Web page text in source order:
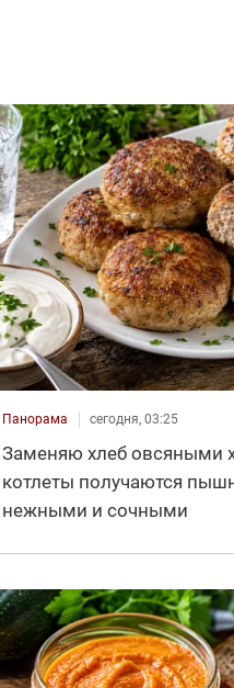
Панорама сегодня, 03:25
Заменяю хлеб овсяными
котлеты получаются
нежными и сочными